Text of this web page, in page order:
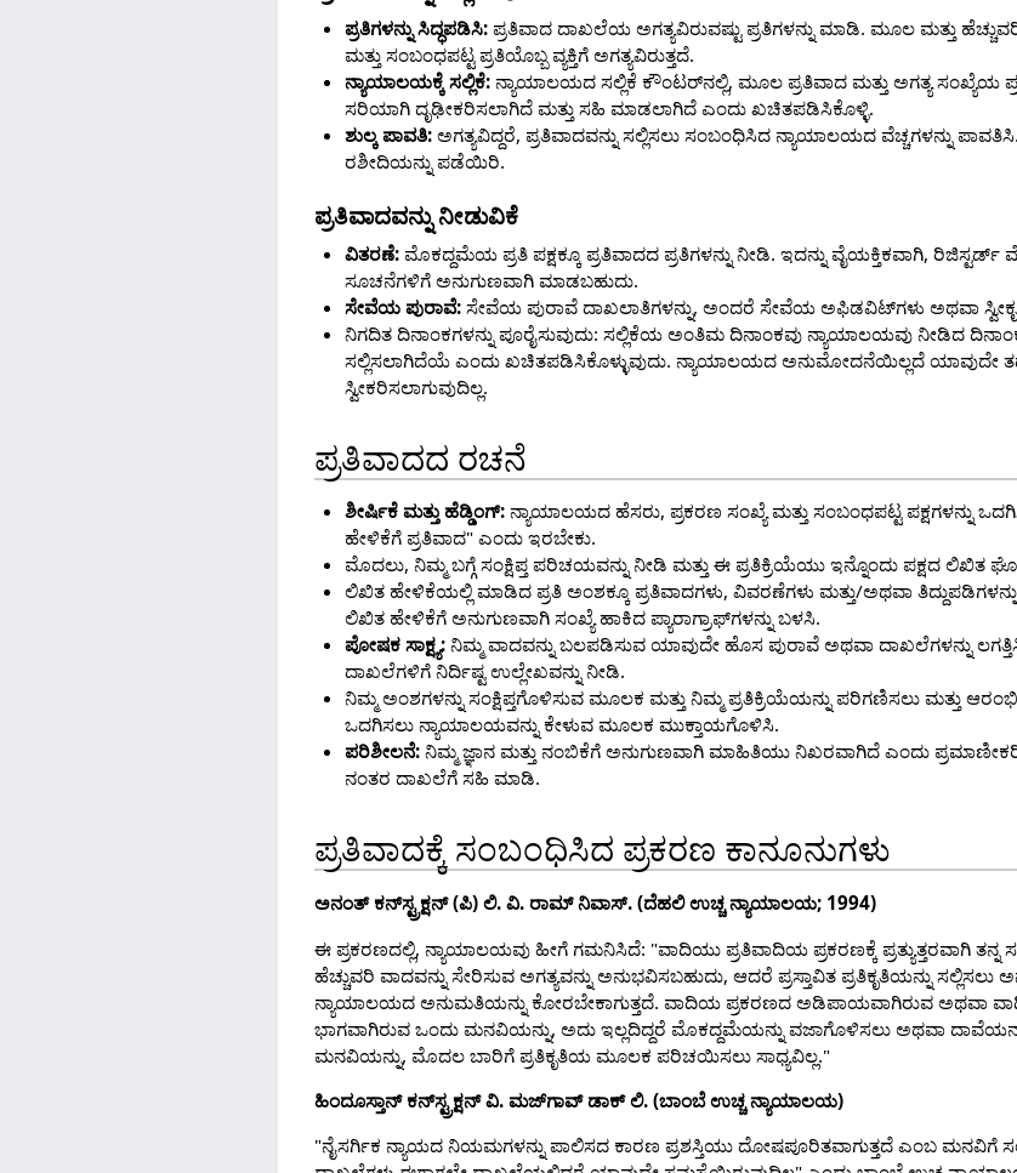
ಪ್ರತಿಗಳನ್ನು ಸಿದ್ಧಪಡಿಸಿ:ಪ್ರತಿವಾದ ದಾಖಲೆಯ ಅಗತ್ಯವಿರುವಷ್ಟು ಪ್ರತಿಗಳನ್ನು ಮಾಡಿ. ಮೂಲ ಮತ್ತು
ಮತ್ತು ಸಂಬಂಧಪಟ್ಟ ಪ್ರತಿಯೊಬ್ಬ ವ್ಯಕ್ತಿಗೆ ಅಗತ್ಯವಿರುತ್ತದೆ.
ನ್ಯಾಯಾಲಯಕ್ಕೆ ಸಲ್ಲಿಕೆ:ನ್ಯಾಯಾಲಯದ ಸಲ್ಲಿಕೆ ಕೌಂಟರ್‌ನಲ್ಲಿ, ಮೂಲ ಪ್ರತಿವಾದ ಮತ್ತು ಅಗತ್ಯ ಸಂಖ್ಯೆಯ
ಸರಿಯಾಗಿ ದೃಢೀಕರಿಸಲಾಗಿದೆ ಮತ್ತು ಸಹಿ ಮಾಡಲಾಗಿದೆ ಎಂದು ಖಚಿತಪಡಿಸಿಕೊಳ್ಳಿ.
ಶುಲ್ಕ ಪಾವತಿ:ಅಗತ್ಯವಿದ್ದರೆ, ಪ್ರತಿವಾದವನ್ನು ಸಲ್ಲಿಸಲು ಸಂಬಂಧಿಸಿದ ನ್ಯಾಯಾಲಯದ ವೆಚ್ಚಗಳನ್ನು
ರಶೀದಿಯನ್ನು ಪಡೆಯಿರಿ.
ಪ್ರತಿವಾದವನ್ನು ನೀಡುವಿಕೆ
ವಿತರಣೆ:ಮೊಕದ್ದಮೆಯ ಪ್ರತಿ ಪಕ್ಷಕ್ಕೂ ಪ್ರತಿವಾದದ ಪ್ರತಿಗಳನ್ನು ನೀಡಿ. ಇದನ್ನು ವೈಯಕ್ತಿಕವಾಗಿ,
ಸೂಚನೆಗಳಿಗೆ ಅನುಗುಣವಾಗಿ ಮಾಡಬಹುದು.
ಸೇವೆಯ ಪುರಾವೆ:ಸೇವೆಯ ಪುರಾವೆ ದಾಖಲಾತಿಗಳನ್ನು, ಅಂದರೆ ಸೇವೆಯ ಅಫಿಡವಿಟ್‌ಗಳು ಅಥವಾ
ನಿಗದಿತ ದಿನಾಂಕಗಳನ್ನು ಪೂರೈಸುವುದು: ಸಲ್ಲಿಕೆಯ ಅಂತಿಮ ದಿನಾಂಕವು ನ್ಯಾಯಾಲಯವು ನೀಡಿದ
ಸಲ್ಲಿಸಲಾಗಿದೆಯೆ ಎಂದು ಖಚಿತಪಡಿಸಿಕೊಳ್ಳುವುದು. ನ್ಯಾಯಾಲಯದ ಅನುಮೋದನೆಯಿಲ್ಲದೆ ಯಾವುದೇ
ಸ್ವೀಕರಿಸಲಾಗುವುದಿಲ್ಲ.
ಪ್ರತಿವಾದದ ರಚನೆ
ಶೀರ್ಷಿಕೆ ಮತ್ತು ಹೆಡ್ಡಿಂಗ್:ನ್ಯಾಯಾಲಯದ ಹೆಸರು, ಪ್ರಕರಣ ಸಂಖ್ಯೆ ಮತ್ತು ಸಂಬಂಧಪಟ್ಟ ಪಕ್ಷಗಳನ್ನು
ಹೇಳಿಕೆಗೆ ಪ್ರತಿವಾದ" ಎಂದು ಇರಬೇಕು.
ಮೊದಲು, ನಿಮ್ಮ ಬಗ್ಗೆ ಸಂಕ್ಷಿಪ್ತ ಪರಿಚಯವನ್ನು ನೀಡಿ ಮತ್ತು ಈ ಪ್ರತಿಕ್ರಿಯೆಯು ಇನ್ನೊಂದು ಪಕ್ಷದ
ಲಿಖಿತ ಹೇಳಿಕೆಯಲ್ಲಿ ಮಾಡಿದ ಪ್ರತಿ ಅಂಶಕ್ಕೂ ಪ್ರತಿವಾದಗಳು, ವಿವರಣೆಗಳು ಮತ್ತು/ಅಥವಾ
ಲಿಖಿತ ಹೇಳಿಕೆಗೆ ಅನುಗುಣವಾಗಿ ಸಂಖ್ಯೆ ಹಾಕಿದ ಪ್ಯಾರಾಗ್ರಾಫ್‌ಗಳನ್ನು ಬಳಸಿ.
ಪೋಷಕ ಸಾಕ್ಷ್ಯ:ನಿಮ್ಮ ವಾದವನ್ನು ಬಲಪಡಿಸುವ ಯಾವುದೇ ಹೊಸ ಪುರಾವೆ ಅಥವಾ ದಾಖಲೆಗಳನ್ನು
ದಾಖಲೆಗಳಿಗೆ ನಿರ್ದಿಷ್ಟ ಉಲ್ಲೇಖವನ್ನು ನೀಡಿ.
ನಿಮ್ಮ ಅಂಶಗಳನ್ನು ಸಂಕ್ಷಿಪ್ತಗೊಳಿಸುವ ಮೂಲಕ ಮತ್ತು ನಿಮ್ಮ ಪ್ರತಿಕ್ರಿಯೆಯನ್ನು ಪರಿಗಣಿಸಲು ಮತ್ತು
ಒದಗಿಸಲು ನ್ಯಾಯಾಲಯವನ್ನು ಕೇಳುವ ಮೂಲಕ ಮುಕ್ತಾಯಗೊಳಿಸಿ.
ಪರಿಶೀಲನೆ:ನಿಮ್ಮ ಜ್ಞಾನ ಮತ್ತು ನಂಬಿಕೆಗೆ ಅನುಗುಣವಾಗಿ ಮಾಹಿತಿಯು ನಿಖರವಾಗಿದೆ ಎಂದು
ನಂತರ ದಾಖಲೆಗೆ ಸಹಿ ಮಾಡಿ.
ಪ್ರತಿವಾದಕ್ಕೆ ಸಂಬಂಧಿಸಿದ ಪ್ರಕರಣ ಕಾನೂನುಗಳು
ಅನಂತ್ ಕನ್‌ಸ್ಟ್ರಕ್ಷನ್ (ಪಿ) ಲಿ. ವಿ. ರಾಮ್ ನಿವಾಸ್. (ದೆಹಲಿ ಉಚ್ಚ ನ್ಯಾಯಾಲಯ; 1994)
ಈ ಪ್ರಕರಣದಲ್ಲಿ, ನ್ಯಾಯಾಲಯವು ಹೀಗೆ ಗಮನಿಸಿದೆ: "ವಾದಿಯು ಪ್ರತಿವಾದಿಯ ಪ್ರಕರಣಕ್ಕೆ ಪ್ರತ್ಯುತ್ತರವಾಗಿ ತನ್ನ
ಹೆಚ್ಚುವರಿ ವಾದವನ್ನು ಸೇರಿಸುವ ಅಗತ್ಯವನ್ನು ಅನುಭವಿಸಬಹುದು, ಆದರೆ ಪ್ರಸ್ತಾವಿತ ಪ್ರತಿಕೃತಿಯನ್ನು
ನ್ಯಾಯಾಲಯದ ಅನುಮತಿಯನ್ನು ಕೋರಬೇಕಾಗುತ್ತದೆ. ವಾದಿಯ ಪ್ರಕರಣದ ಅಡಿಪಾಯವಾಗಿರುವ ಅಥವಾ
ಭಾಗವಾಗಿರುವ ಒಂದು ಮನವಿಯನ್ನು, ಅದು ಇಲ್ಲದಿದ್ದರೆ ಮೊಕದ್ದಮೆಯನ್ನು ವಜಾಗೊಳಿಸಲು ಅಥವಾ
ಮನವಿಯನ್ನು, ಮೊದಲ ಬಾರಿಗೆ ಪ್ರತಿಕೃತಿಯ ಮೂಲಕ ಪರಿಚಯಿಸಲು ಸಾಧ್ಯವಿಲ್ಲ."
ಹಿಂದೂಸ್ತಾನ್ ಕನ್‌ಸ್ಟ್ರಕ್ಷನ್ ವಿ. ಮಜ್‌ಗಾವ್ ಡಾಕ್ ಲಿ. (ಬಾಂಬೆ ಉಚ್ಚ ನ್ಯಾಯಾಲಯ)
"ನೈಸರ್ಗಿಕ ನ್ಯಾಯದ ನಿಯಮಗಳನ್ನು ಪಾಲಿಸದ ಕಾರಣ ಪ್ರಶಸ್ತಿಯು ದೋಷಪೂರಿತವಾಗುತ್ತದೆ ಎಂಬ ಮನವಿಗೆ